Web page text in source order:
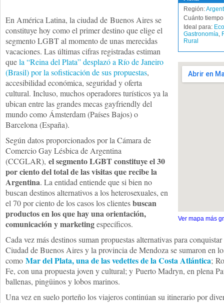
Región:
Cuánto
Ideal para:
Gastronomía,
Rural
Ver mapa más
En América Latina, la ciudad de Buenos Aires se
constituye hoy como el primer destino que elige el
segmento LGBT al momento de unas merecidas
vacaciones. Las últimas cifras registradas estiman
quela “Reina del Plata” desplazó a Río de Janeiro
(Brasil) por la sofisticación de sus propuestas,
accesibilidad económica, seguridad y oferta
cultural. Incluso, muchos operadores turísticos ya la
ubican entre las grandes mecas gayfriendly del
mundo como Ámsterdam (Países Bajos) o
Barcelona (España).
Según datos proporcionados por la Cámara de
Comercio Gay Lésbica de Argentina
(CCGLAR), el segmento LGBT constituye el 30
por ciento del total de las visitas que recibe la
Argentina. La entidad entiende que si bien no
buscan destinos alternativos a los heterosexuales, en
el 70 por ciento de los casos los clientesbuscan
productos en los que hay una orientación,
comunicación y marketingespecíficos.
Cada vez más destinos suman propuestas alternativas para
Ciudad de Buenos Aires y la provincia de Mendoza se sumaron en
como Mar del Plata, una de las vedettes de la Costa Atlántica;
Fe, con una propuesta joven y cultural; y Puerto Madryn, en plena
ballenas, pingüinos y lobos marinos.
Una vez en suelo porteño los viajeros continúan su itinerario por